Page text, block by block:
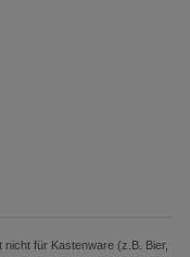
für Kastenware (z.B. Bier,